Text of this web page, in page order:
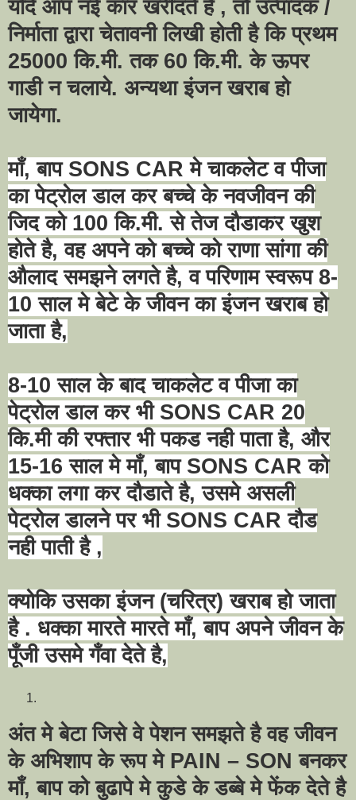
यदि आप नई कार खरीदते है ,तो उत्पादक /
निर्माता द्वारा चेतावनी लिखी होती है कि प्रथम
25000कि.मी. तक 60कि.मी. के ऊपर
गाडी न चलाये. अन्यथा इंजन खराब हो
जायेगा.
माँ,बाप SONS CARमे चाकलेट व पीजा
का पेट्रोल डाल कर बच्चे के नवजीवन की
जिद को 100कि.मी. से तेज दौडाकर खुश
होते है,वह अपने को बच्चे को राणा सांगा की
औलाद समझने लगते है,व परिणाम स्वरूप 8-
10साल मे बेटे के जीवन का इंजन खराब हो
जाता है,
8-10साल के बाद चाकलेट व पीजा का
पेट्रोल डाल कर भी SONS CAR 20
कि.मी की रफ्तार भी पकड नही पाता है, और
15-16साल मे माँ,बाप SONS CARको
धक्का लगा कर दौडाते है,उसमे असली
पेट्रोल डालने पर भी SONS CARदौड
नही पाती है ,
क्योकि उसका इंजन (चरित्र) खराब हो जाता
है . धक्का मारते मारते माँ,बाप अपने जीवन के
पूँजी उसमे गँवा देते है,
अंत मे बेटा जिसे वे पेशन समझते है वह जीवन
के अभिशाप के रूप मे PAIN – SONबनकर
माँ,बाप को बुढापे मे कुडे के डब्बे मे फेंक देते है